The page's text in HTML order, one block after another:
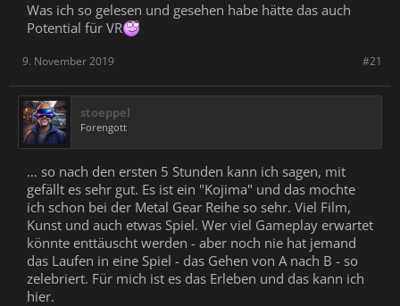
Was ich so gelesen und gesehen habe hätte das auch
Potential für VR
#21
9. November 2019
stoeppel
Forengott
… so nach den ersten 5 Stunden kann ich sagen, mit
gefällt es sehr gut. Es ist ein "Kojima" und das mochte
ich schon bei der Metal Gear Reihe so sehr. Viel Film,
Kunst und auch etwas Spiel. Wer viel Gameplay erwartet
könnte enttäuscht werden - aber noch nie hat jemand
das Laufen in eine Spiel - das Gehen von A nach B - so
zelebriert. Für mich ist es das Erleben und das kann ich
hier.